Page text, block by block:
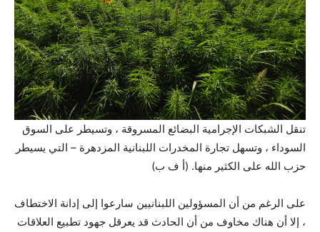
تنقل الشبكات الإجرامية البضائع المسروقة ، وتسيطر على السوق
السوداء ، وتسهل تجارة المخدرات اللبنانية المزدهرة – التي يسيطر
حزب الله على الكثير منها. (أ ف ب)
على الرغم من أن المسؤولين اللبنانيين سارعوا إلى إدانة الاختطاف
، إلا أن هناك مخاوف من أن الحادث قد يعرقل جهود تطبيع العلاقات